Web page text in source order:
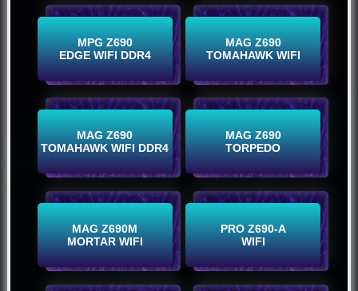
MPG Z690
EDGE WIFI DDR4
Buy Now
MAG Z690
TOMAHAWK WIFI
Buy Now
MAG Z690
TOMAHAWK WIFI DDR4
Buy Now
MAG Z690
TORPEDO
Buy Now
MAG Z690M
MORTAR WIFI
Buy Now
PRO Z690-A
WIFI
Buy Now